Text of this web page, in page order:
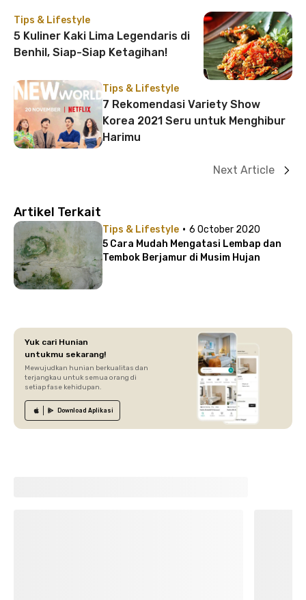
Tips & Lifestyle
5 Kuliner Kaki Lima Legendaris di
Benhil, Siap-Siap Ketagihan!
Tips & Lifestyle
7 Rekomendasi Variety Show
Korea 2021 Seru untuk Menghibur
Harimu
Next Article
Artikel Terkait
Tips & Lifestyle · 6 October 2020
5 Cara Mudah Mengatasi Lembap dan
Tembok Berjamur di Musim Hujan
Yuk cari Hunian
untukmu sekarang!
Mewujudkan hunian berkualitas dan
terjangkau untuk semua orang di
setiap fase kehidupan.
Download Aplikasi